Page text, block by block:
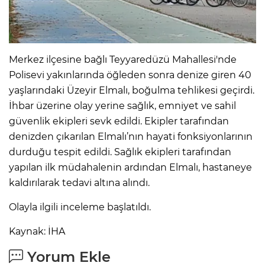
Merkez ilçesine bağlı Teyyaredüzü Mahallesi'nde
Polisevi yakınlarında öğleden sonra denize giren 40
yaşlarındaki Üzeyir Elmalı, boğulma tehlikesi geçirdi.
İhbar üzerine olay yerine sağlık, emniyet ve sahil
güvenlik ekipleri sevk edildi. Ekipler tarafından
denizden çıkarılan Elmalı’nın hayati fonksiyonlarının
durduğu tespit edildi. Sağlık ekipleri tarafından
yapılan ilk müdahalenin ardından Elmalı, hastaneye
kaldırılarak tedavi altına alındı.
Olayla ilgili inceleme başlatıldı.
Kaynak: İHA
Yorum Ekle